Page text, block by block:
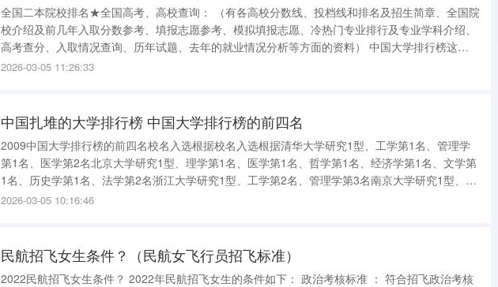
全国二本院校排名★全国高考、高校查询： （有各高校分数线、投档线和排名及招生简章、全国院
校介绍及前几年入取分数参考、填报志愿参考、模拟填报志愿、冷热门专业排行及专业学科介绍、
高考查分、入取情况查询、历年试题、去年的就业情况分析等方面的资料） 中国大学排行榜这是
要分学科的！因为每个学校的优势学科都不一样么！还有综合实力也是不同！给你搜狐的排行自己
2026-03-05 11:26:33
中国扎堆的大学排行榜 中国大学排行榜的前四名
2009中国大学排行榜的前四名校名入选根据校名入选根据清华大学研究1型、工学第1名、管理学
第1名、医学第2名北京大学研究1型、理学第1名、医学第1名、哲学第1名、经济学第1名、文学第
1名、历史学第1名、法学第2名浙江大学研究1型、工学第2名、管理学第3名南京大学研究1型、理
学第2名、文学第3名北京师范大学研究1型、教育学第1名、文学第2名上海交通大学研究1型、工
2026-03-05 10:16:46
民航招飞女生条件？（民航女飞行员招飞标准）
2022民航招飞女生条件？ 2022年民航招飞女生的条件如下： 政治考核标准 ： 符合招飞政治考核